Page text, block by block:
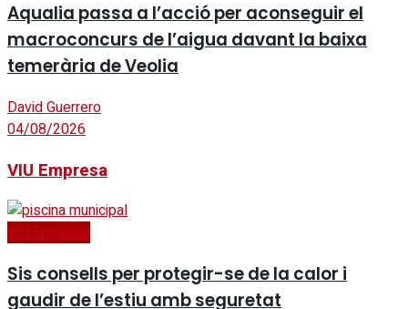
Aqualia passa a l’acció per aconseguir el
macroconcurs de l’aigua davant la baixa
temerària de Veolia
David Guerrero
04/08/2026
VIU Empresa
VIU Empresa
Sis consells per protegir-se de la calor i
gaudir de l’estiu amb seguretat